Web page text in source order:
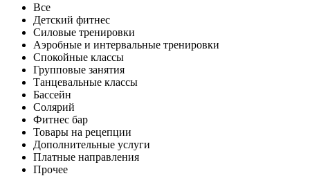
Все
Детский фитнес
Силовые тренировки
Аэробные и интервальные тренировки
Спокойные классы
Групповые занятия
Танцевальные классы
Бассейн
Солярий
Фитнес бар
Товары на рецепции
Дополнительные услуги
Платные направления
Прочее